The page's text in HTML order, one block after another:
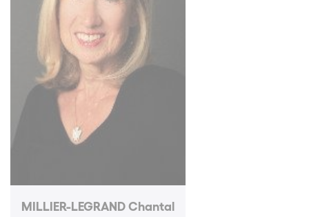
MILLIER-LEGRAND Chantal